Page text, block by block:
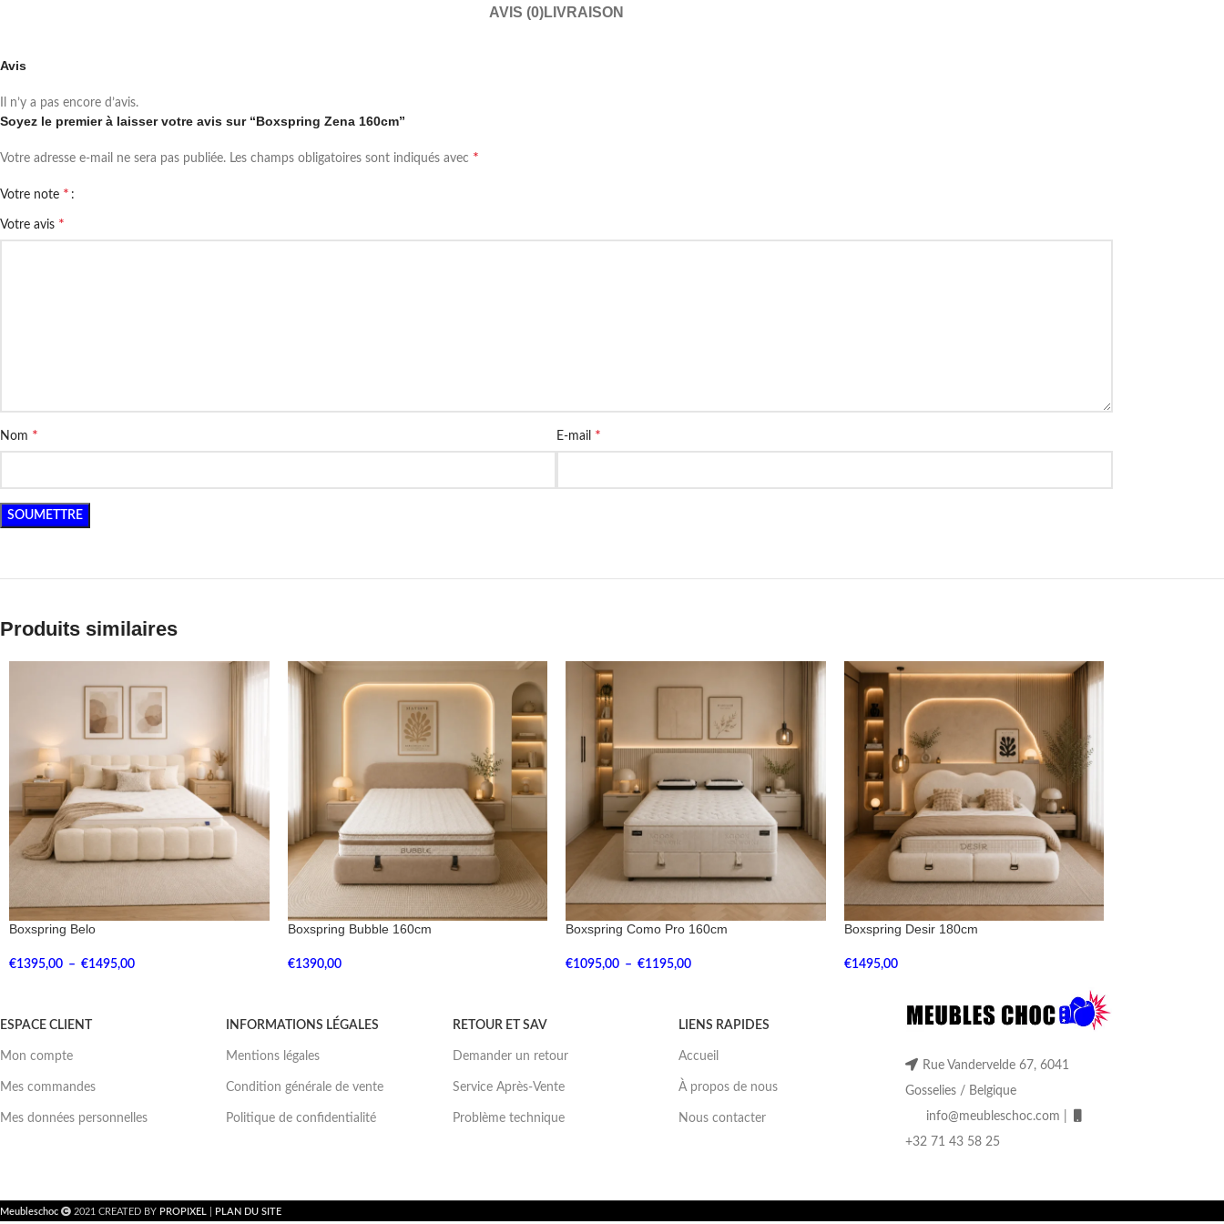
AVIS (0)LIVRAISON
Avis
Il n’y a pas encore d’avis.
Soyez le premier à laisser votre avis sur “Boxspring Zena 160cm”
Votre adresse e-mail ne sera pas publiée. Les champs obligatoires sont indiqués avec *
Votre note *
Votre avis *
Nom * E-mail *
Produits similaires
Boxspring Belo
€1395,00 – €1495,00
Boxspring Bubble 160cm
€1390,00
Boxspring Como Pro 160cm
€1095,00 – €1195,00
Boxspring Desir 180cm
€1495,00
ESPACE CLIENT
Mon compte
Mes commandes
Mes données personnelles
INFORMATIONS LÉGALES
Mentions légales
Condition générale de vente
Politique de confidentialité
RETOUR ET SAV
Demander un retour
Service Après-Vente
Problème technique
LIENS RAPIDES
Accueil
À propos de nous
Nous contacter
Rue Vandervelde 67, 6041
Gosselies / Belgique
info@meubleschoc.com |
+32 71 43 58 25
Meubleschoc 2021 CREATED BY PROPIXEL PLAN DU SITE